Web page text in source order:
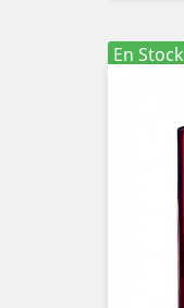
En Stock